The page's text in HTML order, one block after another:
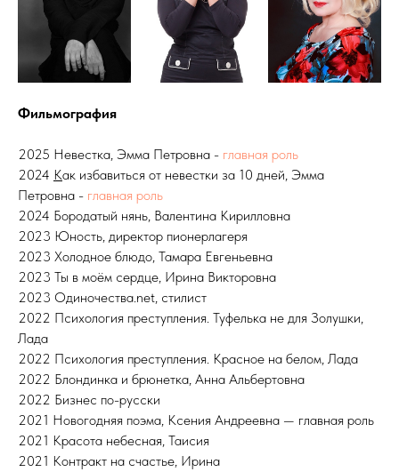
Фильмография
2025 Невестка, Эмма Петровна - главная роль
2024 Как избавиться от невестки за 10 дней, Эмма
Петровна - главная роль
2024 Бородатый нянь, Валентина Кирилловна
2023 Юность, директор пионерлагеря
2023 Холодное блюдо, Тамара Евгеньевна
2023 Ты в моём сердце, Ирина Викторовна
2023 Одиночества.net, стилист
2022 Психология преступления. Туфелька не для Золушки,
Лада
2022 Психология преступления. Красное на белом, Лада
2022 Блондинка и брюнетка, Анна Альбертовна
2022 Бизнес по-русски
2021 Новогодняя поэма, Ксения Андреевна — главная роль
2021 Красота небесная, Таисия
2021 Контракт на счастье, Ирина